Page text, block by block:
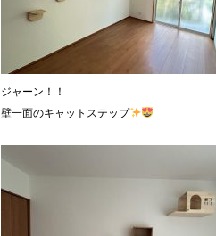
ジャーン！！
壁一面のキャットステップ